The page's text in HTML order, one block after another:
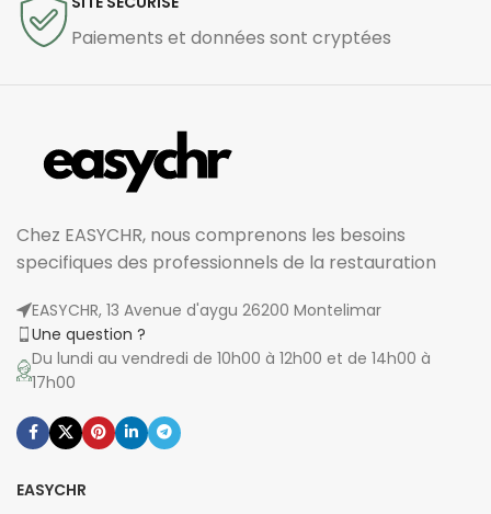
Paiements et données sont cryptées
Chez EASYCHR, nous comprenons les besoins
specifiques des professionnels de la restauration
EASYCHR, 13 Avenue d'aygu 26200 Montelimar
Une question ?
Du lundi au vendredi de 10h00 à 12h00 et de 14h00 à
17h00
EASYCHR